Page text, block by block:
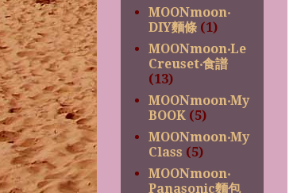
MOONmoon‧
DIY麵條 (1)
MOONmoon‧Le
Creuset‧食譜
(13)
MOONmoon‧My
BOOK (5)
MOONmoon‧My
Class (5)
MOONmoon‧
Panasonic麵包